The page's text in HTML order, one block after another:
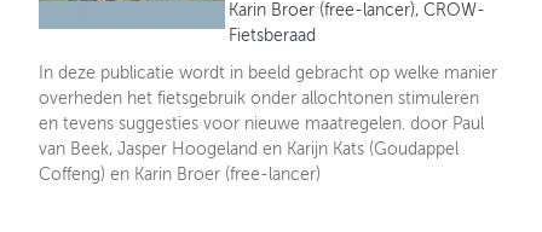
Karin Broer (free-lancer), CROW-
Fietsberaad
In deze publicatie wordt in beeld gebracht op welke manier
overheden het fietsgebruik onder allochtonen stimuleren
en tevens suggesties voor nieuwe maatregelen. door Paul
van Beek, Jasper Hoogeland en Karijn Kats (Goudappel
Coffeng) en Karin Broer (free-lancer)